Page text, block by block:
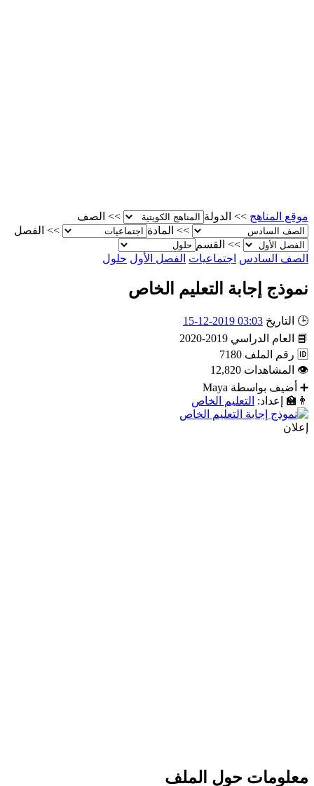
موقع المناهج >> الدولة >>
الصف
>>
المادة >>
الفصل
>>
القسم
الصف السادس
اجتماعيات الفصل الأول حلول
نموذج إجابة التعليم الخاص
🕒 التاريخ 03:03 2019-12-15
📘
العام الدراسي 2019-2020
🆔 رقم الملف 7180
👁
المشاهدات 12,820
➕
أضيف بواسطة Maya
👨‍🏫
إعداد: التعليم الخاص
إعلان
معلومات حول الملف